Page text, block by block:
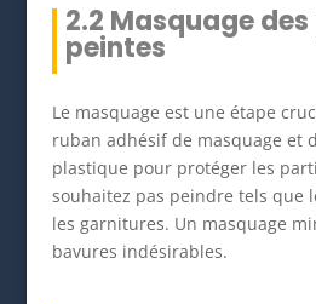
2.2 Masquage
peintes
Le masquage est une étape
ruban adhésif de masquage et
plastique pour protéger les
souhaitez pas peindre tels que
les garnitures. Un masquage
bavures indésirables.